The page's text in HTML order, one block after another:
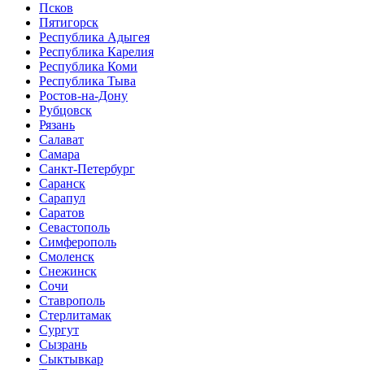
Псков
Пятигорск
Республика Адыгея
Республика Карелия
Республика Коми
Республика Тыва
Ростов-на-Дону
Рубцовск
Рязань
Салават
Самара
Санкт-Петербург
Саранск
Сарапул
Саратов
Севастополь
Симферополь
Смоленск
Снежинск
Сочи
Ставрополь
Стерлитамак
Сургут
Сызрань
Сыктывкар